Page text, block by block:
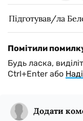
Підготував/ла
Помітили
Будь ласка,
Ctrl+Enter або
Додати